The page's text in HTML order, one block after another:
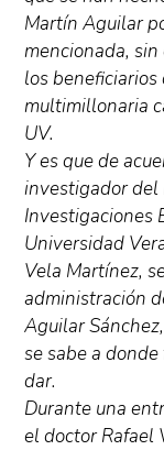
Martín Aguilar
mencionada,
los beneficiarios
multimillonaria
UV.
Y es que de
investigador
Investigaciones
Universidad
Vela Martínez,
administración
Aguilar
se sabe a donde
dar.
Durante una
el doctor Rafael